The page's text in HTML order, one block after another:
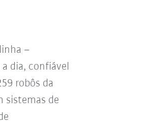
–
dia, confiável
robôs da
sistemas de